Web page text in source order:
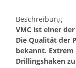
Beschreibung
VMC ist einer
Die Qualität der
bekannt. Extrem
Drillingshaken